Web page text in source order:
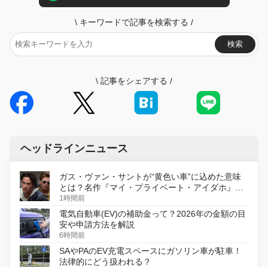
\ キーワードで記事を検索する /
検索
\ 記事をシェアする /
ヘッドラインニュース
ガス・ヴァン・サントが“黄色い車”に込めた意味
とは？名作『マイ・プライベート・アイダホ』が
初のデジタルリマスター版で復活
1時間前
電気自動車(EV)の補助金って？2026年の金額の目
安や申請方法を解説
6時間前
SAやPAのEV充電スペースにガソリン車が駐車！
法律的にどう扱われる？